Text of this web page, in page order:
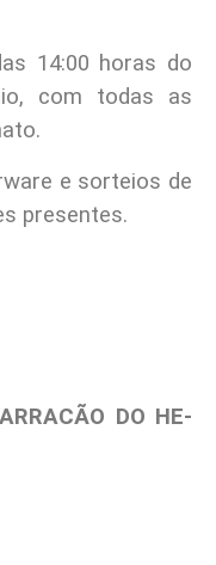
14:00 horas do
com todas as
e sorteios de
presentes.
DO HE-